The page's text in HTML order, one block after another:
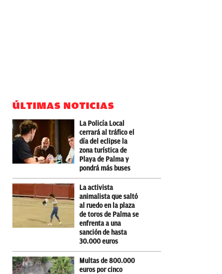
ÚLTIMAS NOTICIAS
La Policía Local
cerrará al tráfico el
día del eclipse la
zona turística de
Playa de Palma y
pondrá más buses
La activista
animalista que saltó
al ruedo en la plaza
de toros de Palma se
enfrenta a una
sanción de hasta
30.000 euros
Multas de 800.000
euros por cinco